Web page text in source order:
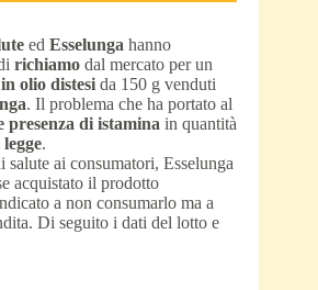
ed Esselunga hanno
richiamo dal mercato per un
olio distesi da 150 g venduti
. Il problema che ha portato al
presenza di istamina in quantità
.
salute ai consumatori, Esselunga
acquistato il prodotto
a non consumarlo ma a
Di seguito i dati del lotto e